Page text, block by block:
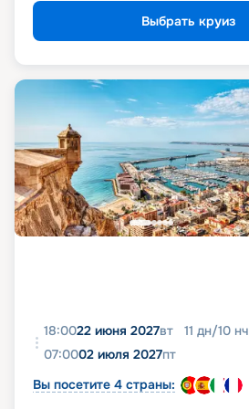
Выбрать круиз
18:0022 июня 2027вт 11 дн/10 нч
07:0002 июля 2027пт
Вы посетите 4 страны: